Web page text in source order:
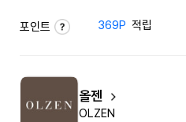
포인트 369P 적립
올젠
OLZEN